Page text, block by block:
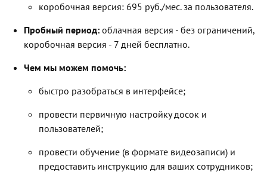
коробочная версия: 695 руб./мес. за пользователя.
Пробный период: облачная версия - без ограничений,
коробочная версия - 7 дней бесплатно.
Чем мы можем помочь:
быстро разобраться в интерфейсе;
провести первичную настройку досок и
пользователей;
провести обучение (в формате видеозаписи) и
предоставить инструкцию для ваших сотрудников;